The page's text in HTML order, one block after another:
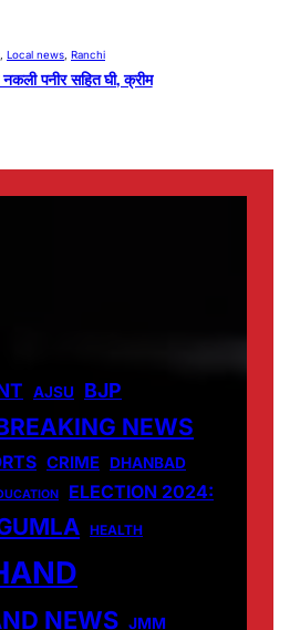
Local news Ranchi
नकली पनीर सहित घी, क्रीम
AJSU BJP
NEWS
CRIME DHANBAD
ELECTION 2024:
HEALTH
NEWS JMM